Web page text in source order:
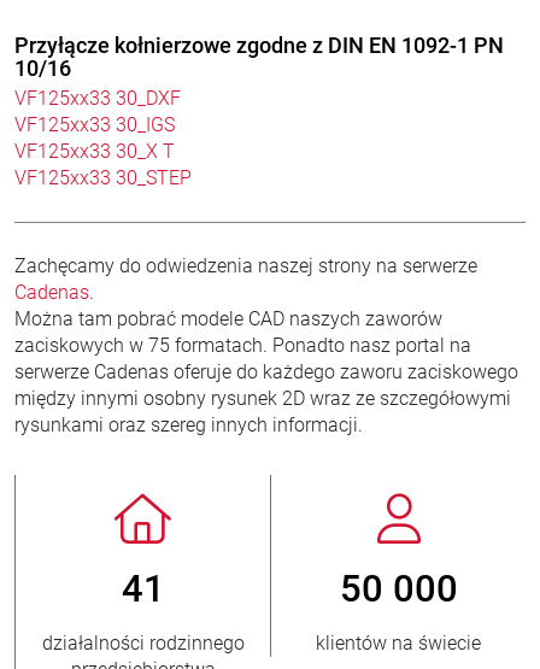
Przyłącze kołnierzowe zgodne z DIN EN 1092-1 PN
10/16
VF125xx33 30_DXF
VF125xx33 30_IGS
VF125xx33 30_X T
VF125xx33 30_STEP
Zachęcamy do odwiedzenia naszej strony na serwerze
Cadenas.
Można tam pobrać modele CAD naszych zaworów
zaciskowych w 75 formatach. Ponadto nasz portal na
serwerze Cadenas oferuje do każdego zaworu zaciskowego
między innymi osobny rysunek 2D wraz ze szczegółowymi
rysunkami oraz szereg innych informacji.
50 000
klientów na świecie
800
nowych klientów/